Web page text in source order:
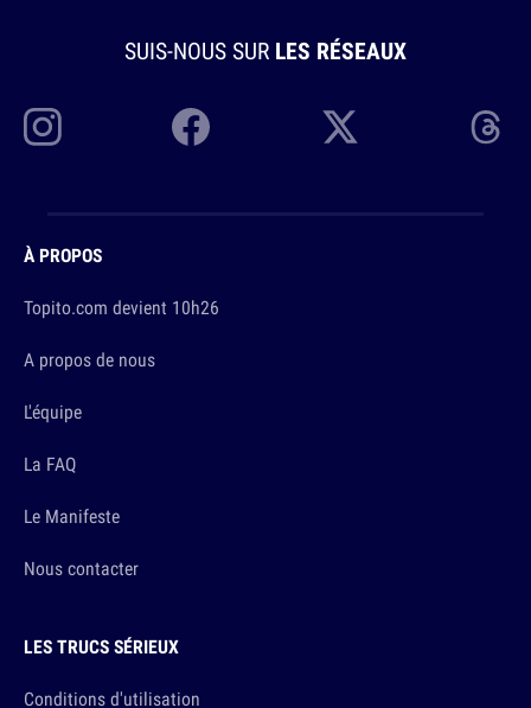
SUIS-NOUS SUR LES RÉSEAUX
À PROPOS
Topito.com devient 10h26
A propos de nous
L'équipe
La FAQ
Le Manifeste
Nous contacter
LES TRUCS SÉRIEUX
Conditions d'utilisation